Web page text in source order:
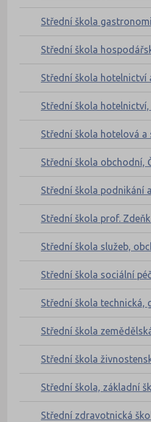
Střední škola
Střední škola
Střední škola hotelnictví
Střední škola
Střední škola hotelová a
Střední škola obchodní,
Střední škola podnikání
Střední škola prof.
Střední škola služeb,
Střední škola sociální
Střední škola technická,
Střední škola
Střední škola
Střední škola, základní
Střední zdravotnická